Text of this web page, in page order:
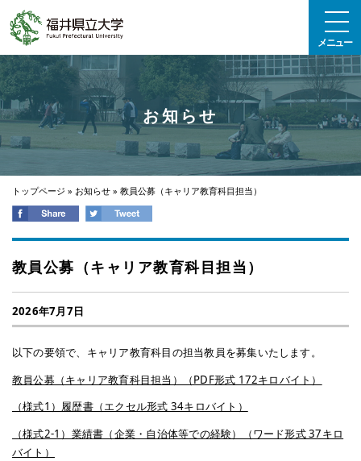
メニュー
お知らせ
トップページ » お知らせ » 教員公募（キャリア教育科目担当）
教員公募（キャリア教育科目担当）
2026年7月7日
以下の要領で、キャリア教育科目の担当教員を募集いたします。
教員公募（キャリア教育科目担当）（PDF形式 172キロバイト）
（様式1）履歴書（エクセル形式 34キロバイト）
（様式2-1）業績書（企業・自治体等での経験）（ワード形式 37キロ
バイト）